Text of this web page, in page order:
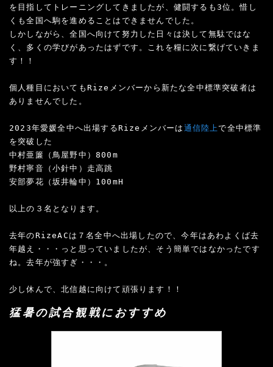
を目指してトレーニングしてきましたが、健闘するも3位。惜し
くも全国へ駒を進めることはできませんでした。
しかしながら、全国へ向けて努力した日々は決して無駄ではな
く、多くの学びがあったはずです。これを糧に次に繋げていきま
す！！
個人種目においてもRizeメンバーから新たな全中標準突破者は
ありませんでした。
2023年愛媛全中へ出場するRizeメンバーは 通信陸上で全中標準
を突破した
中村亜簾（鳥屋野中）800m
野村寧音（小針中）走高跳
安部夢花（坂井輪中）100mH
以上の３名となります。
去年のRizeACは７名全中へ出場したので、今年はあわよくば去
年越え・・・っと思っていましたが、そう簡単ではなかったです
ね。去年が強すぎ・・・。
少し休んで、北信越に向けて頑張ります！！
猛暑の試合観戦におすすめ